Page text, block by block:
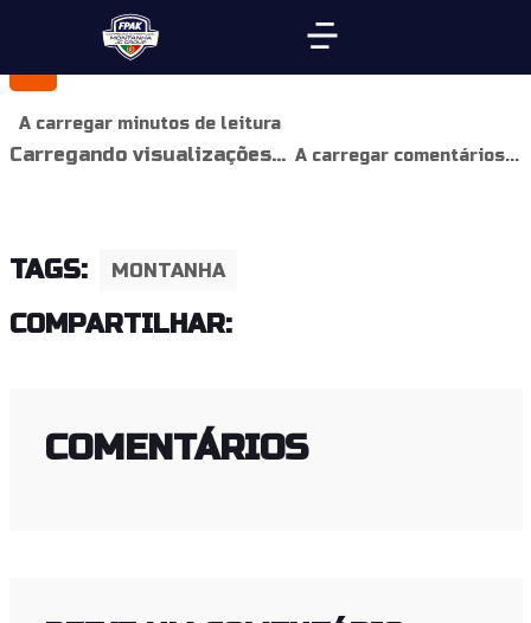
A carregar minutos de leitura
Carregando visualizações... A carregar comentários...
TAGS: MONTANHA
COMPARTILHAR:
COMENTÁRIOS